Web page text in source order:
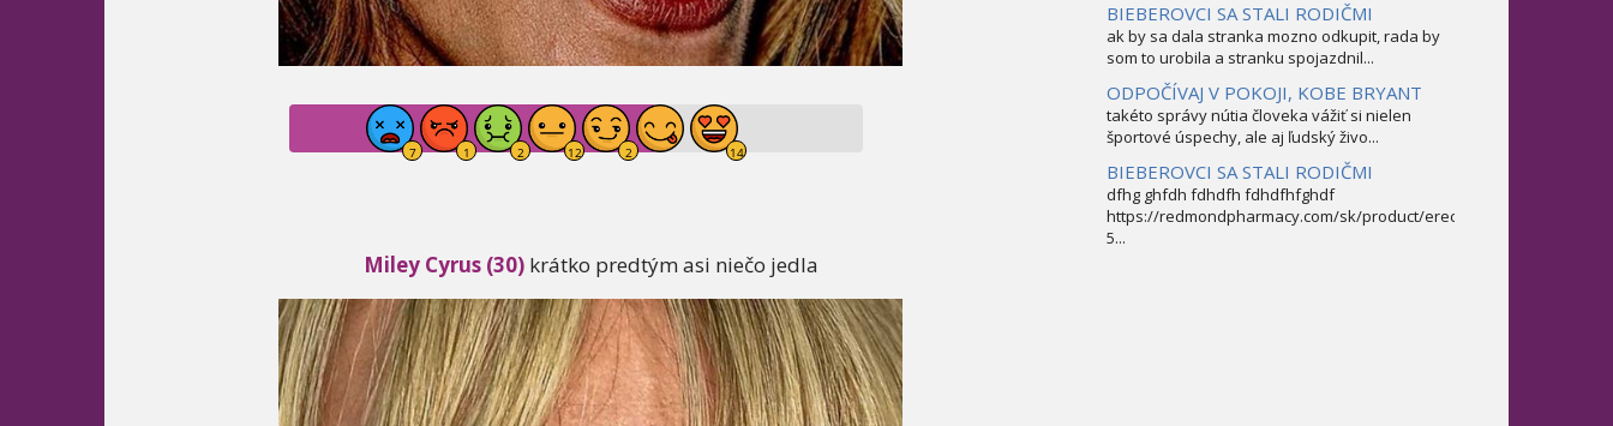
Miley Cyrus (30)krátko predtým asi niečo jedla
BIEBEROVCI SA STALI RODIČMI
ak by sa dala stranka mozno odkupit, rada by
som to urobila a stranku spojazdnil...
ODPOČÍVAJ V POKOJI, KOBE BRYANT
takéto správy nútia človeka vážiť si nielen
športové úspechy, ale aj ľudský živo...
BIEBEROVCI SA STALI RODIČMI
dfhg ghfdh fdhdfh fdhdfhfghdf
https://redmondpharmacy.com/sk/product/erectofil-
5...